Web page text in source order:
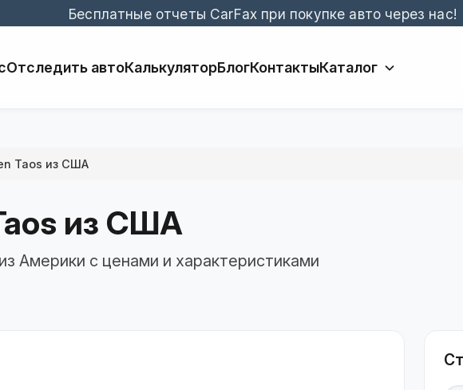
Бесплатные отчеты CarFax при покупке авто через нас!
Отследить автоКалькуляторБлогКонтактыКаталог
Taos из США
из США
Америки с ценами и характеристиками